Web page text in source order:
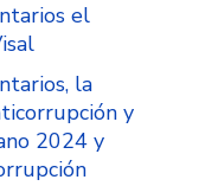
el
la
y
2024 y